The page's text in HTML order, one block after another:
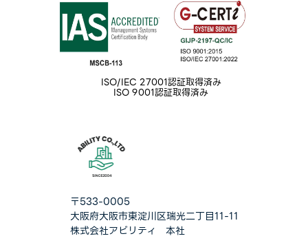
ISO/IEC 27001認証取得済み
ISO 9001認証取得済み
〒533-0005
大阪府大阪市東淀川区瑞光二丁目11-11
株式会社アビリティ 本社